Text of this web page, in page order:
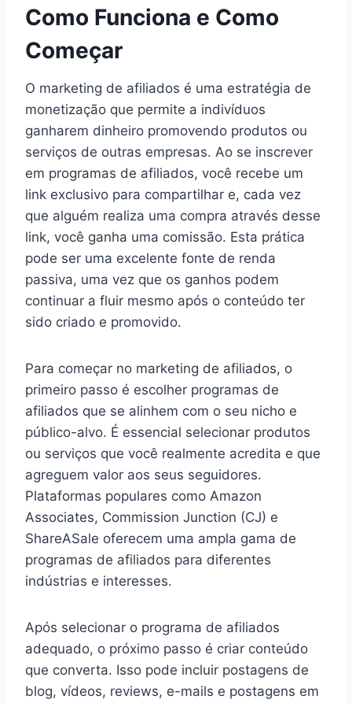
Como Funciona e Como
Começar
O marketing de afiliados é uma estratégia de
monetização que permite a indivíduos
ganharem dinheiro promovendo produtos ou
serviços de outras empresas. Ao se inscrever
em programas de afiliados, você recebe um
link exclusivo para compartilhar e, cada vez
que alguém realiza uma compra através desse
link, você ganha uma comissão. Esta prática
pode ser uma excelente fonte de renda
passiva, uma vez que os ganhos podem
continuar a fluir mesmo após o conteúdo ter
sido criado e promovido.
Para começar no marketing de afiliados, o
primeiro passo é escolher programas de
afiliados que se alinhem com o seu nicho e
público-alvo. É essencial selecionar produtos
ou serviços que você realmente acredita e que
agreguem valor aos seus seguidores.
Plataformas populares como Amazon
Associates, Commission Junction (CJ) e
ShareASale oferecem uma ampla gama de
programas de afiliados para diferentes
indústrias e interesses.
Após selecionar o programa de afiliados
adequado, o próximo passo é criar conteúdo
que converta. Isso pode incluir postagens de
blog, vídeos, reviews, e-mails e postagens em